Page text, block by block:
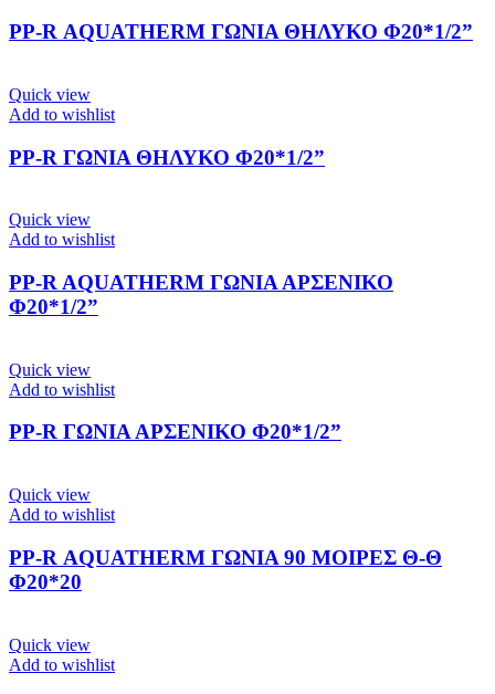
PP-R ΑQUATHERM ΓΩΝΙΑ ΘΗΛΥΚΟ Φ20*1/2”
Quick view
Add to wishlist
PP-R ΓΩΝΙΑ ΘΗΛΥΚΟ Φ20*1/2”
Quick view
Add to wishlist
PP-R AQUATHERM ΓΩΝΙΑ ΑΡΣΕΝΙΚΟ
Φ20*1/2”
Quick view
Add to wishlist
PP-R ΓΩΝΙΑ ΑΡΣΕΝΙΚΟ Φ20*1/2”
Quick view
Add to wishlist
PP-R ΑQUATHERM ΓΩΝΙΑ 90 ΜΟΙΡΕΣ Θ-Θ
Φ20*20
Quick view
Add to wishlist